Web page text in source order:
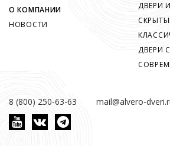
8 (800) 250-63-63 mail@alvero-
О КОМПАНИИ
НОВОСТИ
ДВЕРИ
ДВЕРИ